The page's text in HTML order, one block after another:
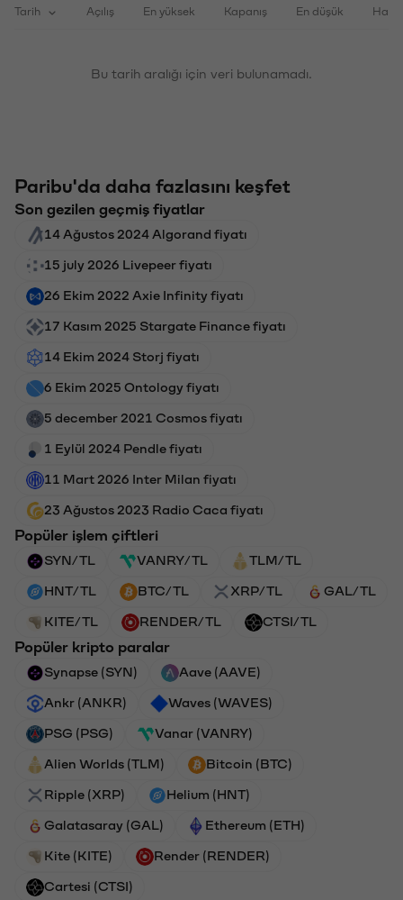
Tarih Açılış En yüksek Kapanış En düşük
Bu tarih aralığı için veri bulunamadı.
Paribu'da daha fazlasını keşfet
Son gezilen geçmiş fiyatlar
14 Ağustos 2024 Algorand fiyatı
15 july 2026 Livepeer fiyatı
26 Ekim 2022 Axie Infinity fiyatı
17 Kasım 2025 Stargate Finance fiyatı
14 Ekim 2024 Storj fiyatı
6 Ekim 2025 Ontology fiyatı
5 december 2021 Cosmos fiyatı
1 Eylül 2024 Pendle fiyatı
11 Mart 2026 Inter Milan fiyatı
23 Ağustos 2023 Radio Caca fiyatı
Popüler işlem çiftleri
SYN/TL VANRY/TL TLM/TL
HNT/TL BTC/TL XRP/TL GAL/TL
KITE/TL RENDER/TL CTSI/TL
Popüler kripto paralar
Synapse (SYN) Aave (AAVE)
Ankr (ANKR) Waves (WAVES)
PSG (PSG) Vanar (VANRY)
Alien Worlds (TLM) Bitcoin (BTC)
Ripple (XRP) Helium (HNT)
Galatasaray (GAL) Ethereum (ETH)
Kite (KITE) Render (RENDER)
Cartesi (CTSI)